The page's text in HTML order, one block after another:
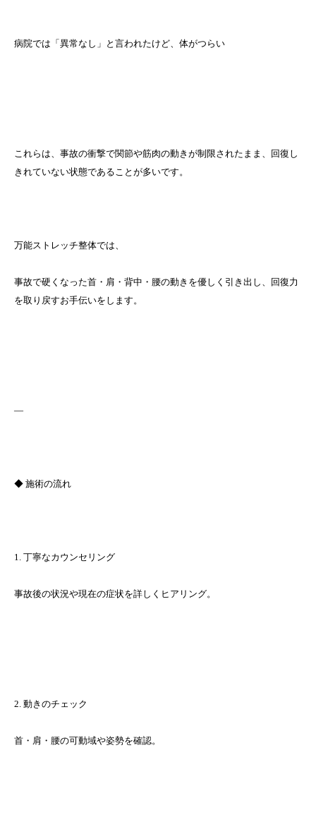
病院では「異常なし」と言われたけど、体がつらい
これらは、事故の衝撃で関節や筋肉の動きが制限されたまま、回復し
きれていない状態であることが多いです。
万能ストレッチ整体では、
事故で硬くなった首・肩・背中・腰の動きを優しく引き出し、回復力
を取り戻すお手伝いをします。
—
◆ 施術の流れ
1. 丁寧なカウンセリング
事故後の状況や現在の症状を詳しくヒアリング。
2. 動きのチェック
首・肩・腰の可動域や姿勢を確認。